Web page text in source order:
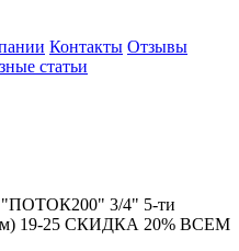
Контакты Отзывы
статьи
"ПОТОК200" 3/4" 5-ти
19-25 СКИДКА 20% ВСЕМ